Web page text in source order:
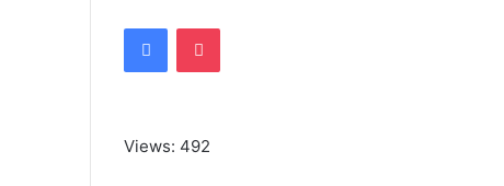
FacebookPocket
Views: 492